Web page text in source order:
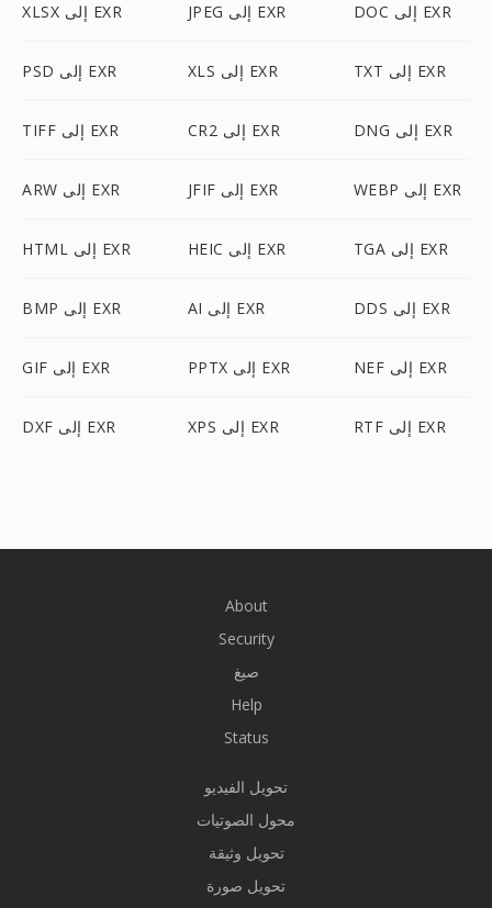
XLSX إلى EXR JPEG إلى EXR DOC إلى EXR
PSD إلى EXR XLS إلى EXR TXT إلى EXR
TIFF إلى EXR CR2 إلى EXR DNG إلى EXR
ARW إلى EXR JFIF إلى EXR WEBP إلى EXR
HTML إلى EXR HEIC إلى EXR TGA إلى EXR
BMP إلى EXR AI إلى EXR DDS إلى EXR
GIF إلى EXR PPTX إلى EXR NEF إلى EXR
DXF إلى EXR XPS إلى EXR RTF إلى EXR
About
Security
صيغ
Help
Status
تحويل الفيديو
محول الصوتيات
تحويل وثيقة
تحويل صورة